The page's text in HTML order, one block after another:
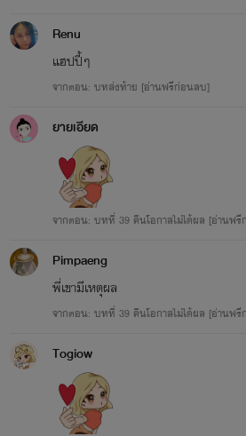
40. ไม่เคยคิด...จะเลิกรัก (The Law) [วางขายแล้ว]
41. คล้ายว่ารักเมียแต่ง [วางขายแล้ว]
42. ไม่รักแล้ว...ก็อย่ามารัก [วางขายแล้ว]
43. หย่ารักเมียชัง [วางขายแล้ว]
เรื่องต่อไป...
ในฐานะแม่ของลูก
Renu
แฮปปี้ๆ
จากตอน: บทส่งท้าย [อ่านฟรีก่อนลบ]
ยายเอียด
จากตอน: บทที่ 39 คืนโอกาสไม่ได้ผล [อ่านฟรีก่อนล
Pimpaeng
พี่เขามีเหตุผล
จากตอน: บทที่ 39 คืนโอกาสไม่ได้ผล [อ่านฟรีก่อนล
Togiow